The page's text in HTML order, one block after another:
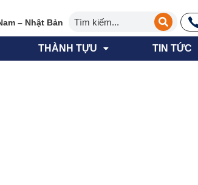
– Nhật Bản
THÀNH TỰU TIN TỨC